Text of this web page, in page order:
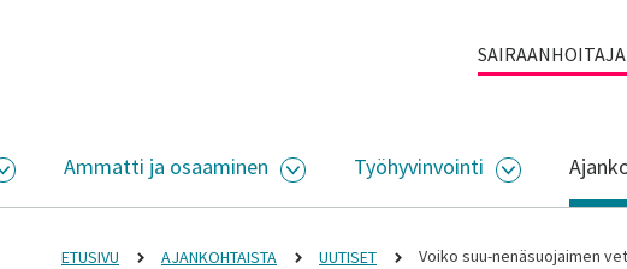
AVAA ALASIVUJEN VALIKKO
Ammatti ja osaaminen
AVAA ALASIVUJEN VALIKKO
Työhyvinvointi
AVAA
ETUSIVU AJANKOHTAISTA UUTISET Voiko suu-nenäsuojaimen